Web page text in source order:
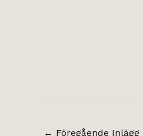
← Föregående Inlägg